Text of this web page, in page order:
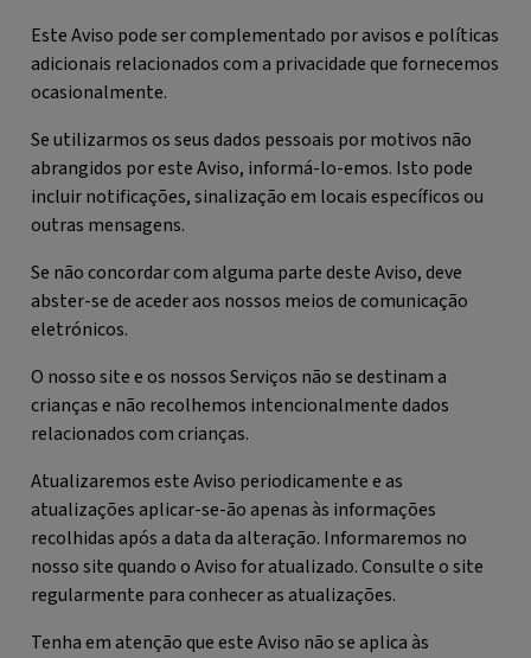
Este Aviso pode ser complementado por avisos e políticas
adicionais relacionados com a privacidade que fornecemos
ocasionalmente.
Se utilizarmos os seus dados pessoais por motivos não
abrangidos por este Aviso, informá-lo-emos. Isto pode
incluir notificações, sinalização em locais específicos ou
outras mensagens.
Se não concordar com alguma parte deste Aviso, deve
abster-se de aceder aos nossos meios de comunicação
eletrónicos.
O nosso site e os nossos Serviços não se destinam a
crianças e não recolhemos intencionalmente dados
relacionados com crianças.
Atualizaremos este Aviso periodicamente e as
atualizações aplicar-se-ão apenas às informações
recolhidas após a data da alteração. Informaremos no
nosso site quando o Aviso for atualizado. Consulte o site
regularmente para conhecer as atualizações.
Tenha em atenção que este Aviso não se aplica às